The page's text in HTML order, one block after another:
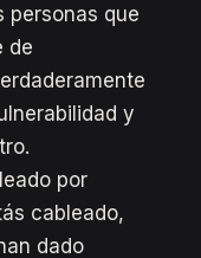
personas que
de
y
por
cableado,
dado